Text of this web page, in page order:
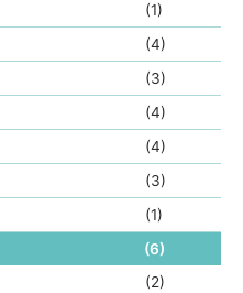
(1)
(4)
(3)
(4)
(4)
(3)
(1)
(6)
(2)